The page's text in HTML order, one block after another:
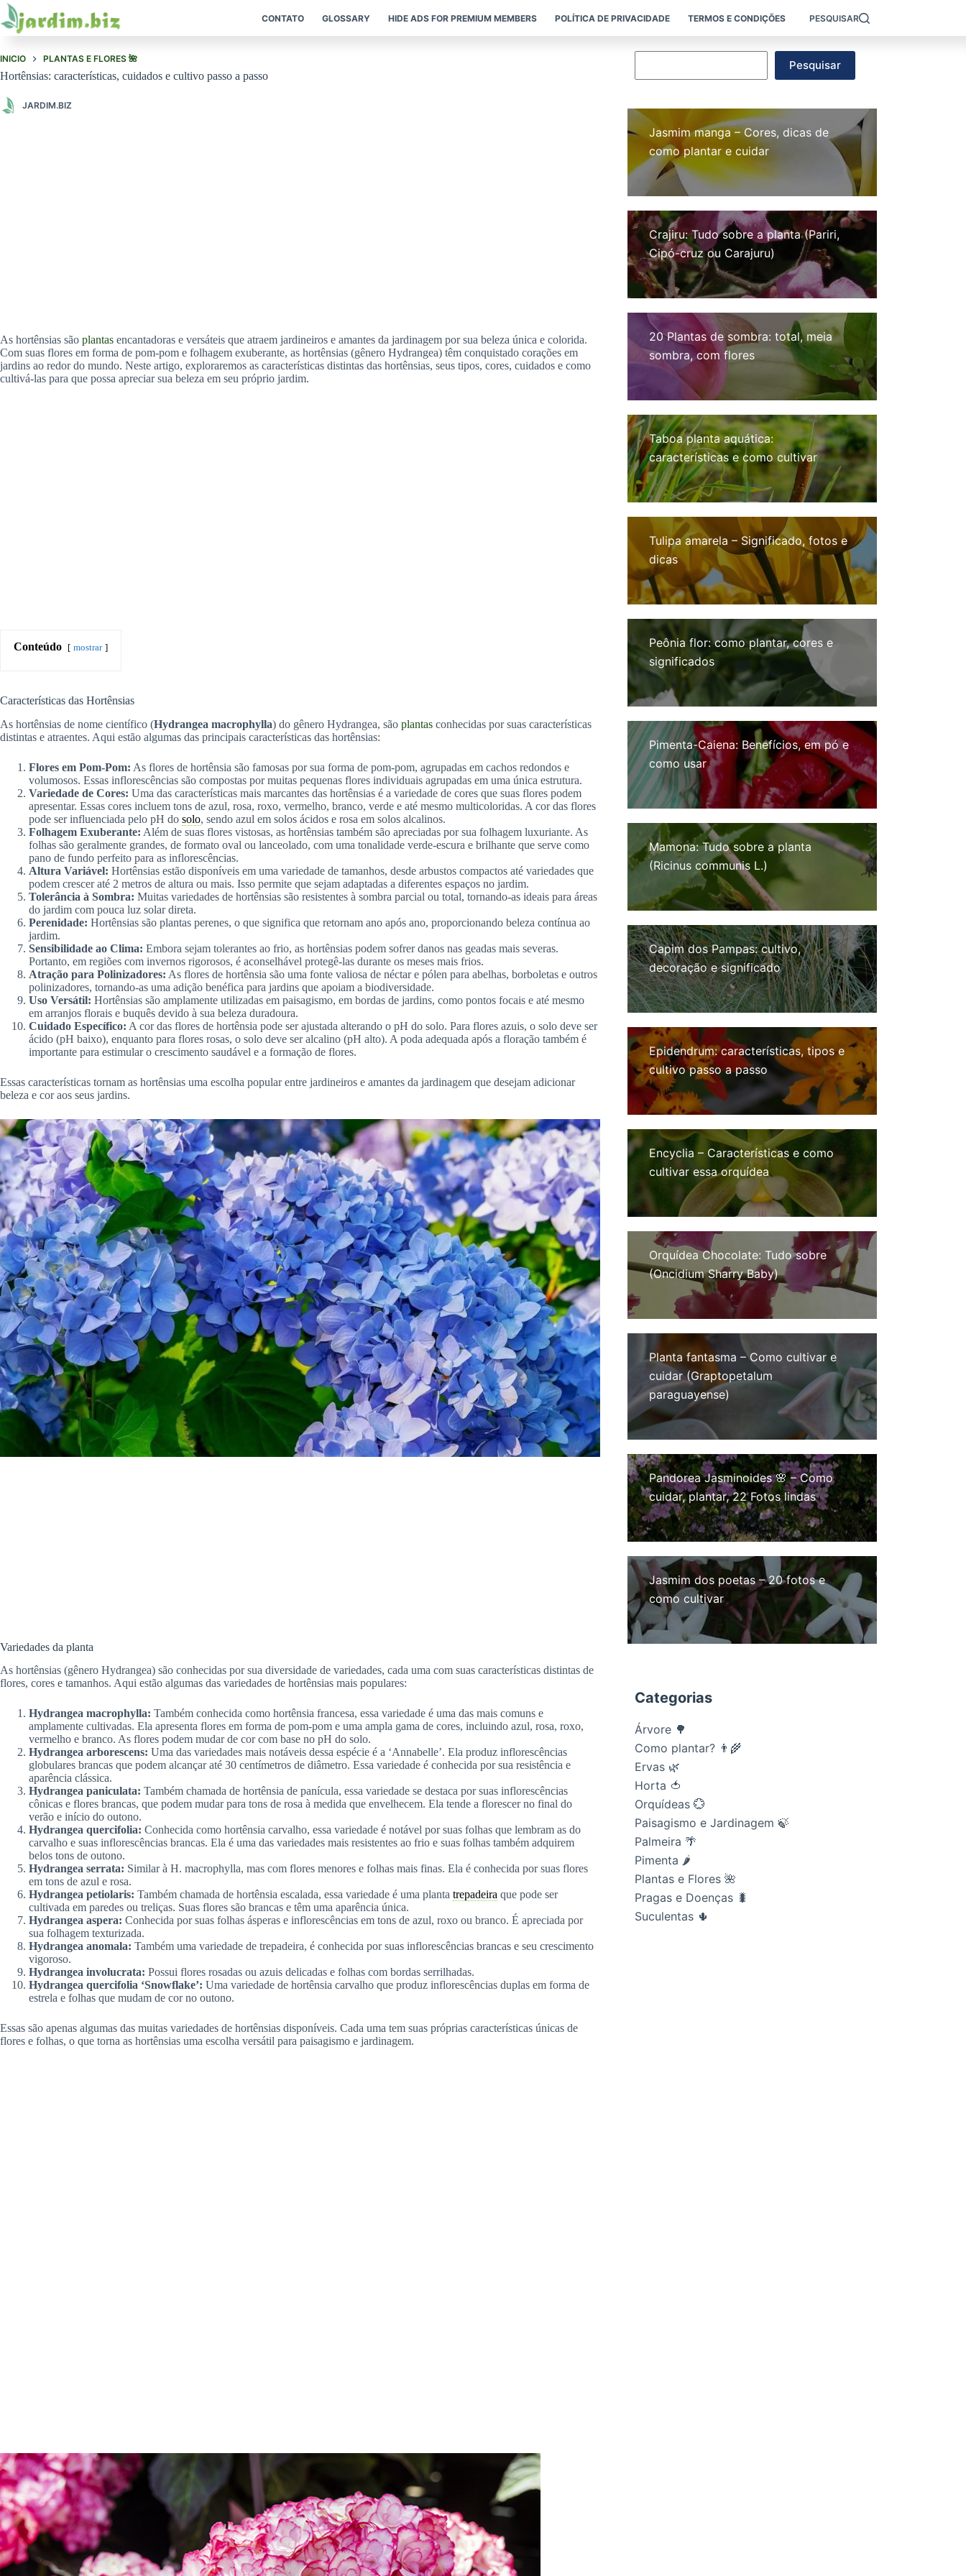
Pular
para
CONTATO GLOSSARY HIDE ADS FOR PREMIUM MEMBERS POLÍTICA DE PRIVACIDADE TERMOS E CONDIÇÕES PESQUISAR
INICIO PLANTAS E FLORES 🌺
Hortênsias: características, cuidados e cultivo passo a passo
JARDIM.BIZ
As hortênsias são plantas encantadoras e versáteis que atraem jardineiros e amantes da jardinagem por sua beleza única e colorida.
Com suas flores em forma de pom-pom e folhagem exuberante, as hortênsias (gênero Hydrangea) têm conquistado corações em
jardins ao redor do mundo. Neste artigo, exploraremos as características distintas das hortênsias, seus tipos, cores, cuidados e como
cultivá-las para que possa apreciar sua beleza em seu próprio jardim.
Conteúdo mostrar
Características das Hortênsias
As hortênsias de nome científico (Hydrangea macrophylla) do gênero Hydrangea, são plantas conhecidas por suas características
distintas e atraentes. Aqui estão algumas das principais características das hortênsias:
Flores em Pom-Pom: As flores de hortênsia são famosas por sua forma de pom-pom, agrupadas em cachos redondos e
volumosos. Essas inflorescências são compostas por muitas pequenas flores individuais agrupadas em uma única estrutura.
Variedade de Cores: Uma das características mais marcantes das hortênsias é a variedade de cores que suas flores podem
apresentar. Essas cores incluem tons de azul, rosa, roxo, vermelho, branco, verde e até mesmo multicoloridas. A cor das flores
pode ser influenciada pelo pH do solo, sendo azul em solos ácidos e rosa em solos alcalinos.
Folhagem Exuberante: Além de suas flores vistosas, as hortênsias também são apreciadas por sua folhagem luxuriante. As
folhas são geralmente grandes, de formato oval ou lanceolado, com uma tonalidade verde-escura e brilhante que serve como
pano de fundo perfeito para as inflorescências.
Altura Variável: Hortênsias estão disponíveis em uma variedade de tamanhos, desde arbustos compactos até variedades que
podem crescer até 2 metros de altura ou mais. Isso permite que sejam adaptadas a diferentes espaços no jardim.
Tolerância à Sombra: Muitas variedades de hortênsias são resistentes à sombra parcial ou total, tornando-as ideais para áreas
do jardim com pouca luz solar direta.
Perenidade: Hortênsias são plantas perenes, o que significa que retornam ano após ano, proporcionando beleza contínua ao
jardim.
Sensibilidade ao Clima: Embora sejam tolerantes ao frio, as hortênsias podem sofrer danos nas geadas mais severas.
Portanto, em regiões com invernos rigorosos, é aconselhável protegê-las durante os meses mais frios.
Atração para Polinizadores: As flores de hortênsia são uma fonte valiosa de néctar e pólen para abelhas, borboletas e outros
polinizadores, tornando-as uma adição benéfica para jardins que apoiam a biodiversidade.
Uso Versátil: Hortênsias são amplamente utilizadas em paisagismo, em bordas de jardins, como pontos focais e até mesmo
em arranjos florais e buquês devido à sua beleza duradoura.
Cuidado Específico: A cor das flores de hortênsia pode ser ajustada alterando o pH do solo. Para flores azuis, o solo deve ser
ácido (pH baixo), enquanto para flores rosas, o solo deve ser alcalino (pH alto). A poda adequada após a floração também é
importante para estimular o crescimento saudável e a formação de flores.
Essas características tornam as hortênsias uma escolha popular entre jardineiros e amantes da jardinagem que desejam adicionar
beleza e cor aos seus jardins.
Variedades da planta
As hortênsias (gênero Hydrangea) são conhecidas por sua diversidade de variedades, cada uma com suas características distintas de
flores, cores e tamanhos. Aqui estão algumas das variedades de hortênsias mais populares:
Hydrangea macrophylla: Também conhecida como hortênsia francesa, essa variedade é uma das mais comuns e
amplamente cultivadas. Ela apresenta flores em forma de pom-pom e uma ampla gama de cores, incluindo azul, rosa, roxo,
vermelho e branco. As flores podem mudar de cor com base no pH do solo.
Hydrangea arborescens: Uma das variedades mais notáveis dessa espécie é a ‘Annabelle’. Ela produz inflorescências
globulares brancas que podem alcançar até 30 centímetros de diâmetro. Essa variedade é conhecida por sua resistência e
aparência clássica.
Hydrangea paniculata: Também chamada de hortênsia de panícula, essa variedade se destaca por suas inflorescências
cônicas e flores brancas, que podem mudar para tons de rosa à medida que envelhecem. Ela tende a florescer no final do
verão e início do outono.
Hydrangea quercifolia: Conhecida como hortênsia carvalho, essa variedade é notável por suas folhas que lembram as do
carvalho e suas inflorescências brancas. Ela é uma das variedades mais resistentes ao frio e suas folhas também adquirem
belos tons de outono.
Hydrangea serrata: Similar à H. macrophylla, mas com flores menores e folhas mais finas. Ela é conhecida por suas flores
em tons de azul e rosa.
Hydrangea petiolaris: Também chamada de hortênsia escalada, essa variedade é uma planta trepadeira que pode ser
cultivada em paredes ou treliças. Suas flores são brancas e têm uma aparência única.
Hydrangea aspera: Conhecida por suas folhas ásperas e inflorescências em tons de azul, roxo ou branco. É apreciada por
sua folhagem texturizada.
Hydrangea anomala: Também uma variedade de trepadeira, é conhecida por suas inflorescências brancas e seu crescimento
vigoroso.
Hydrangea involucrata: Possui flores rosadas ou azuis delicadas e folhas com bordas serrilhadas.
Hydrangea quercifolia ‘Snowflake’: Uma variedade de hortênsia carvalho que produz inflorescências duplas em forma de
estrela e folhas que mudam de cor no outono.
Essas são apenas algumas das muitas variedades de hortênsias disponíveis. Cada uma tem suas próprias características únicas de
flores e folhas, o que torna as hortênsias uma escolha versátil para paisagismo e jardinagem.
Pesquisar
Jasmim manga – Cores, dicas de
como plantar e cuidar
Crajiru: Tudo sobre a planta (Pariri,
Cipó-cruz ou Carajuru)
20 Plantas de sombra: total, meia
sombra, com flores
Taboa planta aquática:
características e como cultivar
Tulipa amarela – Significado, fotos e
dicas
Peônia flor: como plantar, cores e
significados
Pimenta-Caiena: Benefícios, em pó e
como usar
Mamona: Tudo sobre a planta
(Ricinus communis L.)
Capim dos Pampas: cultivo,
decoração e significado
Epidendrum: características, tipos e
cultivo passo a passo
Encyclia – Características e como
cultivar essa orquídea
Orquídea Chocolate: Tudo sobre
(Oncidium Sharry Baby)
Planta fantasma – Como cultivar e
cuidar (Graptopetalum
paraguayense)
Pandorea Jasminoides 🌸 – Como
cuidar, plantar, 22 Fotos lindas
Jasmim dos poetas – 20 fotos e
como cultivar
Categorias
Árvore 🌳
Como plantar? 👨‍🌾
Ervas 🌿
Horta 🍅
Orquídeas 💮
Paisagismo e Jardinagem 🍃
Palmeira 🌴
Pimenta 🌶
Plantas e Flores 🌺
Pragas e Doenças 🐛
Suculentas 🌵